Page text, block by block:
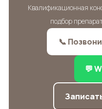
Квалификационная
подбор
📞
💬